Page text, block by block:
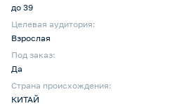
до 39
Целевая аудитория:
Взрослая
Под заказ:
Да
Страна происхождения:
КИТАЙ